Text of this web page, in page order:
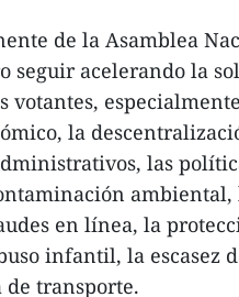
de la Asamblea
seguir acelerando la
votantes,
la
las
en línea, la
infantil, la escasez
transporte.